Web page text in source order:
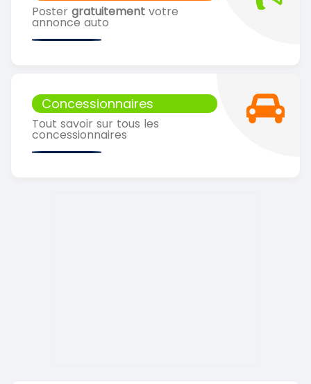
Poster gratuitement votre
annonce auto
Concessionnaires
Tout savoir sur tous les
concessionnaires